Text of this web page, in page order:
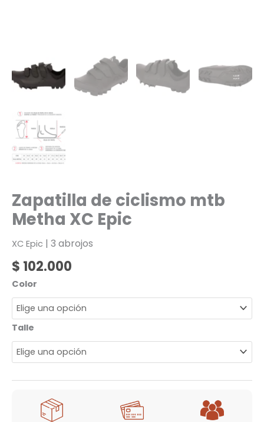
Zapatilla de ciclismo mtb
Metha XC Epic
XC Epic | 3 abrojos
$ 102.000
Color
Talle